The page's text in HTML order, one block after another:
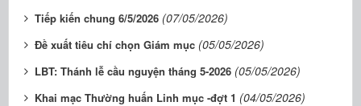
Tiếp kiến chung 6/5/2026 (07/05/2026)
Đề xuất tiêu chí chọn Giám mục (05/05/2026)
LBT: Thánh lễ cầu nguyện tháng 5-2026 (05/05/2026)
Khai mạc Thường huấn Linh mục -đợt 1 (04/05/2026)